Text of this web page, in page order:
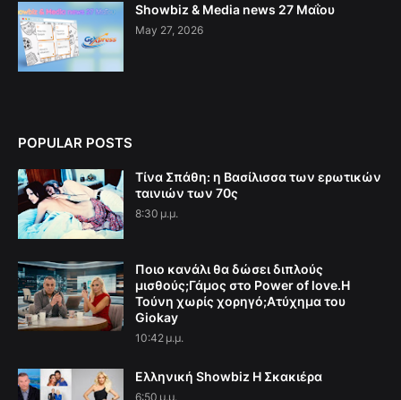
Showbiz & Media news 27 Μαΐου
May 27, 2026
POPULAR POSTS
Τίνα Σπάθη: η Βασίλισσα των ερωτικών
ταινιών των 70ς
8:30 μ.μ.
Ποιο κανάλι θα δώσει διπλούς
μισθούς;Γάμος στο Power of love.Η
Τούνη χωρίς χορηγό;Aτύχημα του
Giokay
10:42 μ.μ.
Ελληνική Showbiz Η Σκακιέρα
6:50 μ.μ.